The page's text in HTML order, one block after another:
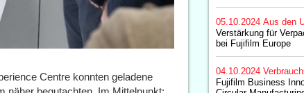
Centre konnten geladene
05.10.2024 Aus den
Verstärkung für
bei Fujifilm Europe
04.10.2024
Fujifilm Business